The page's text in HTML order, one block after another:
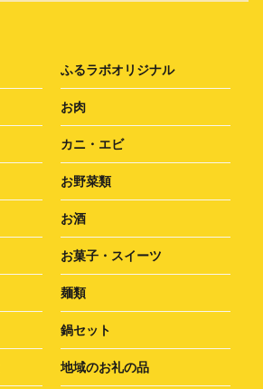
ふるラボオリジナル
お肉
カニ・エビ
お野菜類
お酒
お菓子・スイーツ
麺類
鍋セット
地域のお礼の品